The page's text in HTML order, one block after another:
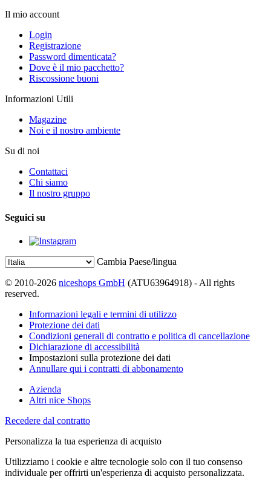
Il mio account
Login
Registrazione
Password dimenticata?
Dove è il mio pacchetto?
Riscossione buoni
Informazioni Utili
Magazine
Noi e il nostro ambiente
Su di noi
Contattaci
Chi siamo
Il nostro gruppo
Seguici su
Cambia Paese/lingua
© 2010-2026 niceshops GmbH (ATU63964918) - All rights
reserved.
Informazioni legali e termini di utilizzo
Protezione dei dati
Condizioni generali di contratto e politica di cancellazione
Dichiarazione di accessibilità
Impostazioni sulla protezione dei dati
Annullare qui i contratti di abbonamento
Azienda
Altri nice Shops
Recedere dal contratto
Personalizza la tua esperienza di acquisto
Utilizziamo i cookie e altre tecnologie solo con il tuo consenso
individuale per offrirti un'esperienza di acquisto personalizzata.